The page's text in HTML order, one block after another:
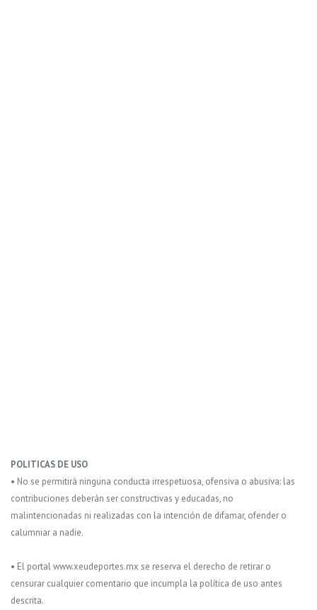
POLITICAS DE USO
• No se permitirá ninguna conducta irrespetuosa, ofensiva o abusiva: las
contribuciones deberán ser constructivas y educadas, no
malintencionadas ni realizadas con la intención de difamar, ofender o
calumniar a nadie.
• El portal www.xeudeportes.mx se reserva el derecho de retirar o
censurar cualquier comentario que incumpla la política de uso antes
descrita.